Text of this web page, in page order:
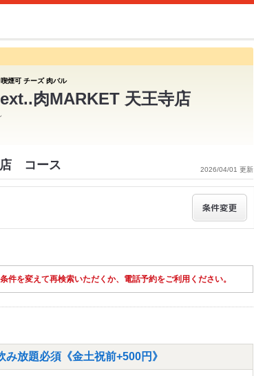
煙可 チーズ 肉バル
肉MARKET 天王寺店
2026/04/01 更新
店 コース
を変えて再検索いただくか、電話予約をご利用ください。
放題必須《金土祝前+500円》